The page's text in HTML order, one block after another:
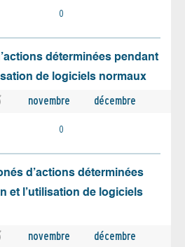
0
déterminées pendant
de logiciels normaux
novembre décembre
0
d’actions déterminées
et l’utilisation de logiciels
novembre décembre